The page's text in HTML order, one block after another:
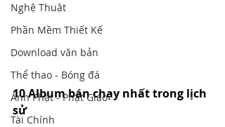
Nghệ Thuật
Phần Mềm Thiết Kế
Download văn bản
Thể thao - Bóng đá
Ảnh Phật - Phật Giáo
Tài Chính
10 Album bán chạy nhất trong lịch
sử